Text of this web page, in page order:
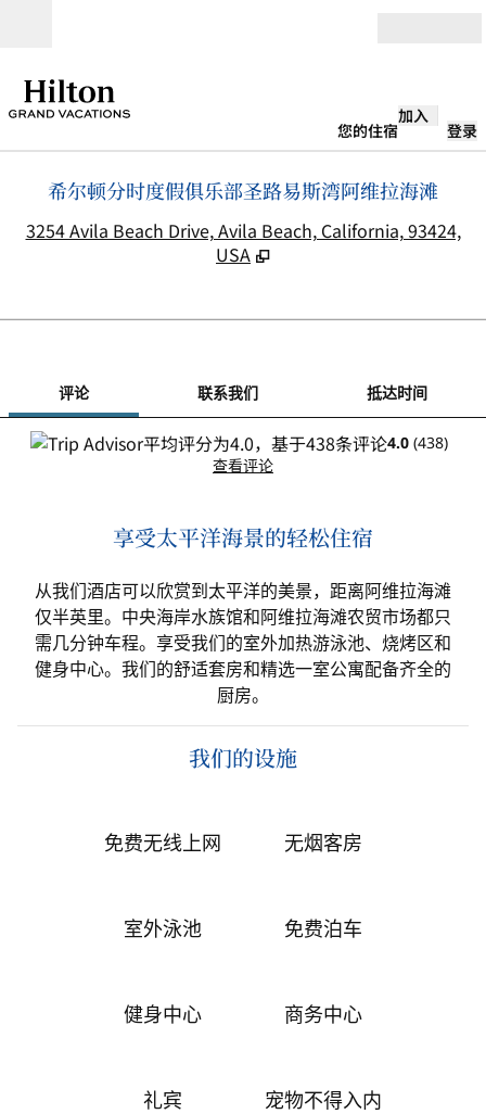
您的住宿
加入
登录
希尔顿分时度假俱乐部圣路易斯湾阿维拉海滩
3254 Avila Beach Drive, Avila Beach, California, 93424,
USA
评论 联系我们 抵达时间
4.0 (438)
查看评论
享受太平洋海景的轻松住宿
从我们酒店可以欣赏到太平洋的美景，距离阿维拉海滩
仅半英里。中央海岸水族馆和阿维拉海滩农贸市场都只
需几分钟车程。享受我们的室外加热游泳池、烧烤区和
健身中心。我们的舒适套房和精选一室公寓配备齐全的
厨房。
我们的设施
免费无线上网 无烟客房
室外泳池 免费泊车
健身中心 商务中心
礼宾 宠物不得入内